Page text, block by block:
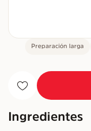
Preparación larga
Ingredientes